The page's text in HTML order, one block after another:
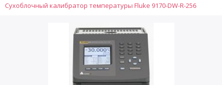
Сухоблочный калибратор температуры Fluke 9170-DW-R-256